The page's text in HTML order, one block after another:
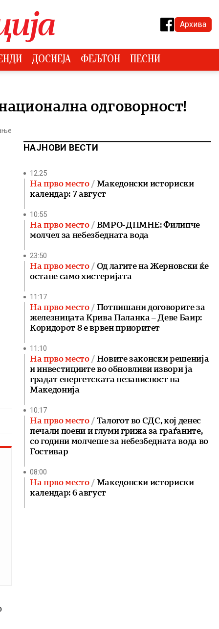
Архива
ДОСИЕЈА ФЕЉТОН ПЕСНИ
одговорност!
НАЈНОВИ ВЕСТИ
12:25
На прво место
Македонски историски
календар: 7 август
10:55
На прво место
ВМРО-ДПМНЕ: Филипче
молчел за небезбедната вода
23:50
На прво место
Од лагите на Жерновски ќе
остане само хистеријата
11:17
На прво место
Потпишани договорите за
железницата Крива Паланка – Деве Баир:
Коридорот 8 е врвен приоритет
11:10
На прво место
Новите законски решенија
и инвестициите во обновливи извори ја
градат енергетската независност на
Македонија
10:17
На прво место
Талогот во СДС, кој денес
печали поени и глуми грижа за граѓаните,
со години молчеше за небезбедната вода во
Гостивар
08:00
На прво место
Македонски историски
календар: 6 август